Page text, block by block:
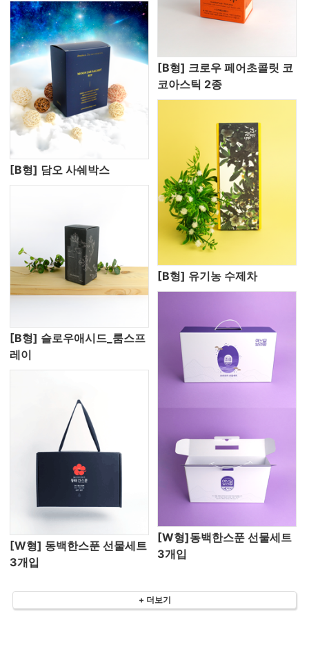
[B형] 담오 사쉐박스
[B형] 크로우 페어초콜릿 코
코아스틱 2종
[B형] 슬로우애시드_룸스프
레이
[B형] 유기농 수제차
[W형] 동백한스푼 선물세트
3개입
[W형]동백한스푼 선물세트
3개입
+ 더보기